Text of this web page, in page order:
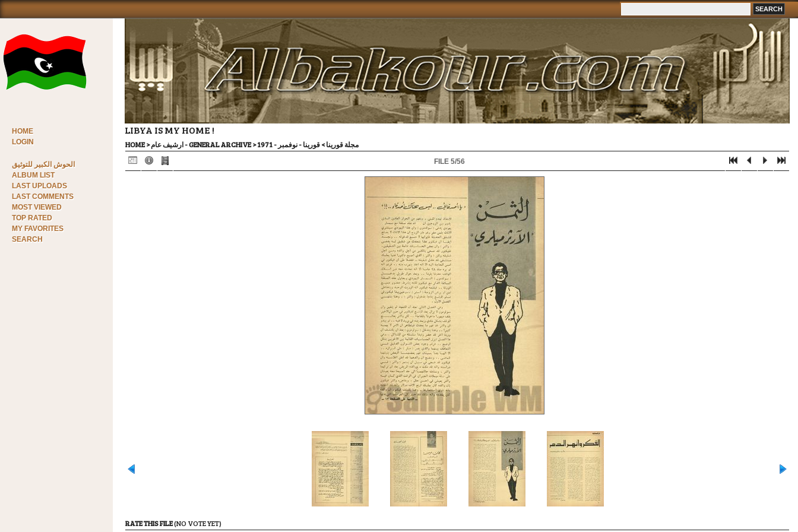
HOME
LOGIN
الحوش الكبير للتوثيق
ALBUM LIST
LAST UPLOADS
LAST COMMENTS
MOST VIEWED
TOP RATED
MY FAVORITES
SEARCH
LIBYA IS MY HOME !
HOME> ارشيف عام - GENERAL ARCHIVE> مجلة قورينا>قورينا - نوفمبر - 1971
FILE 5/56
RATE THIS FILE(NO VOTE YET)